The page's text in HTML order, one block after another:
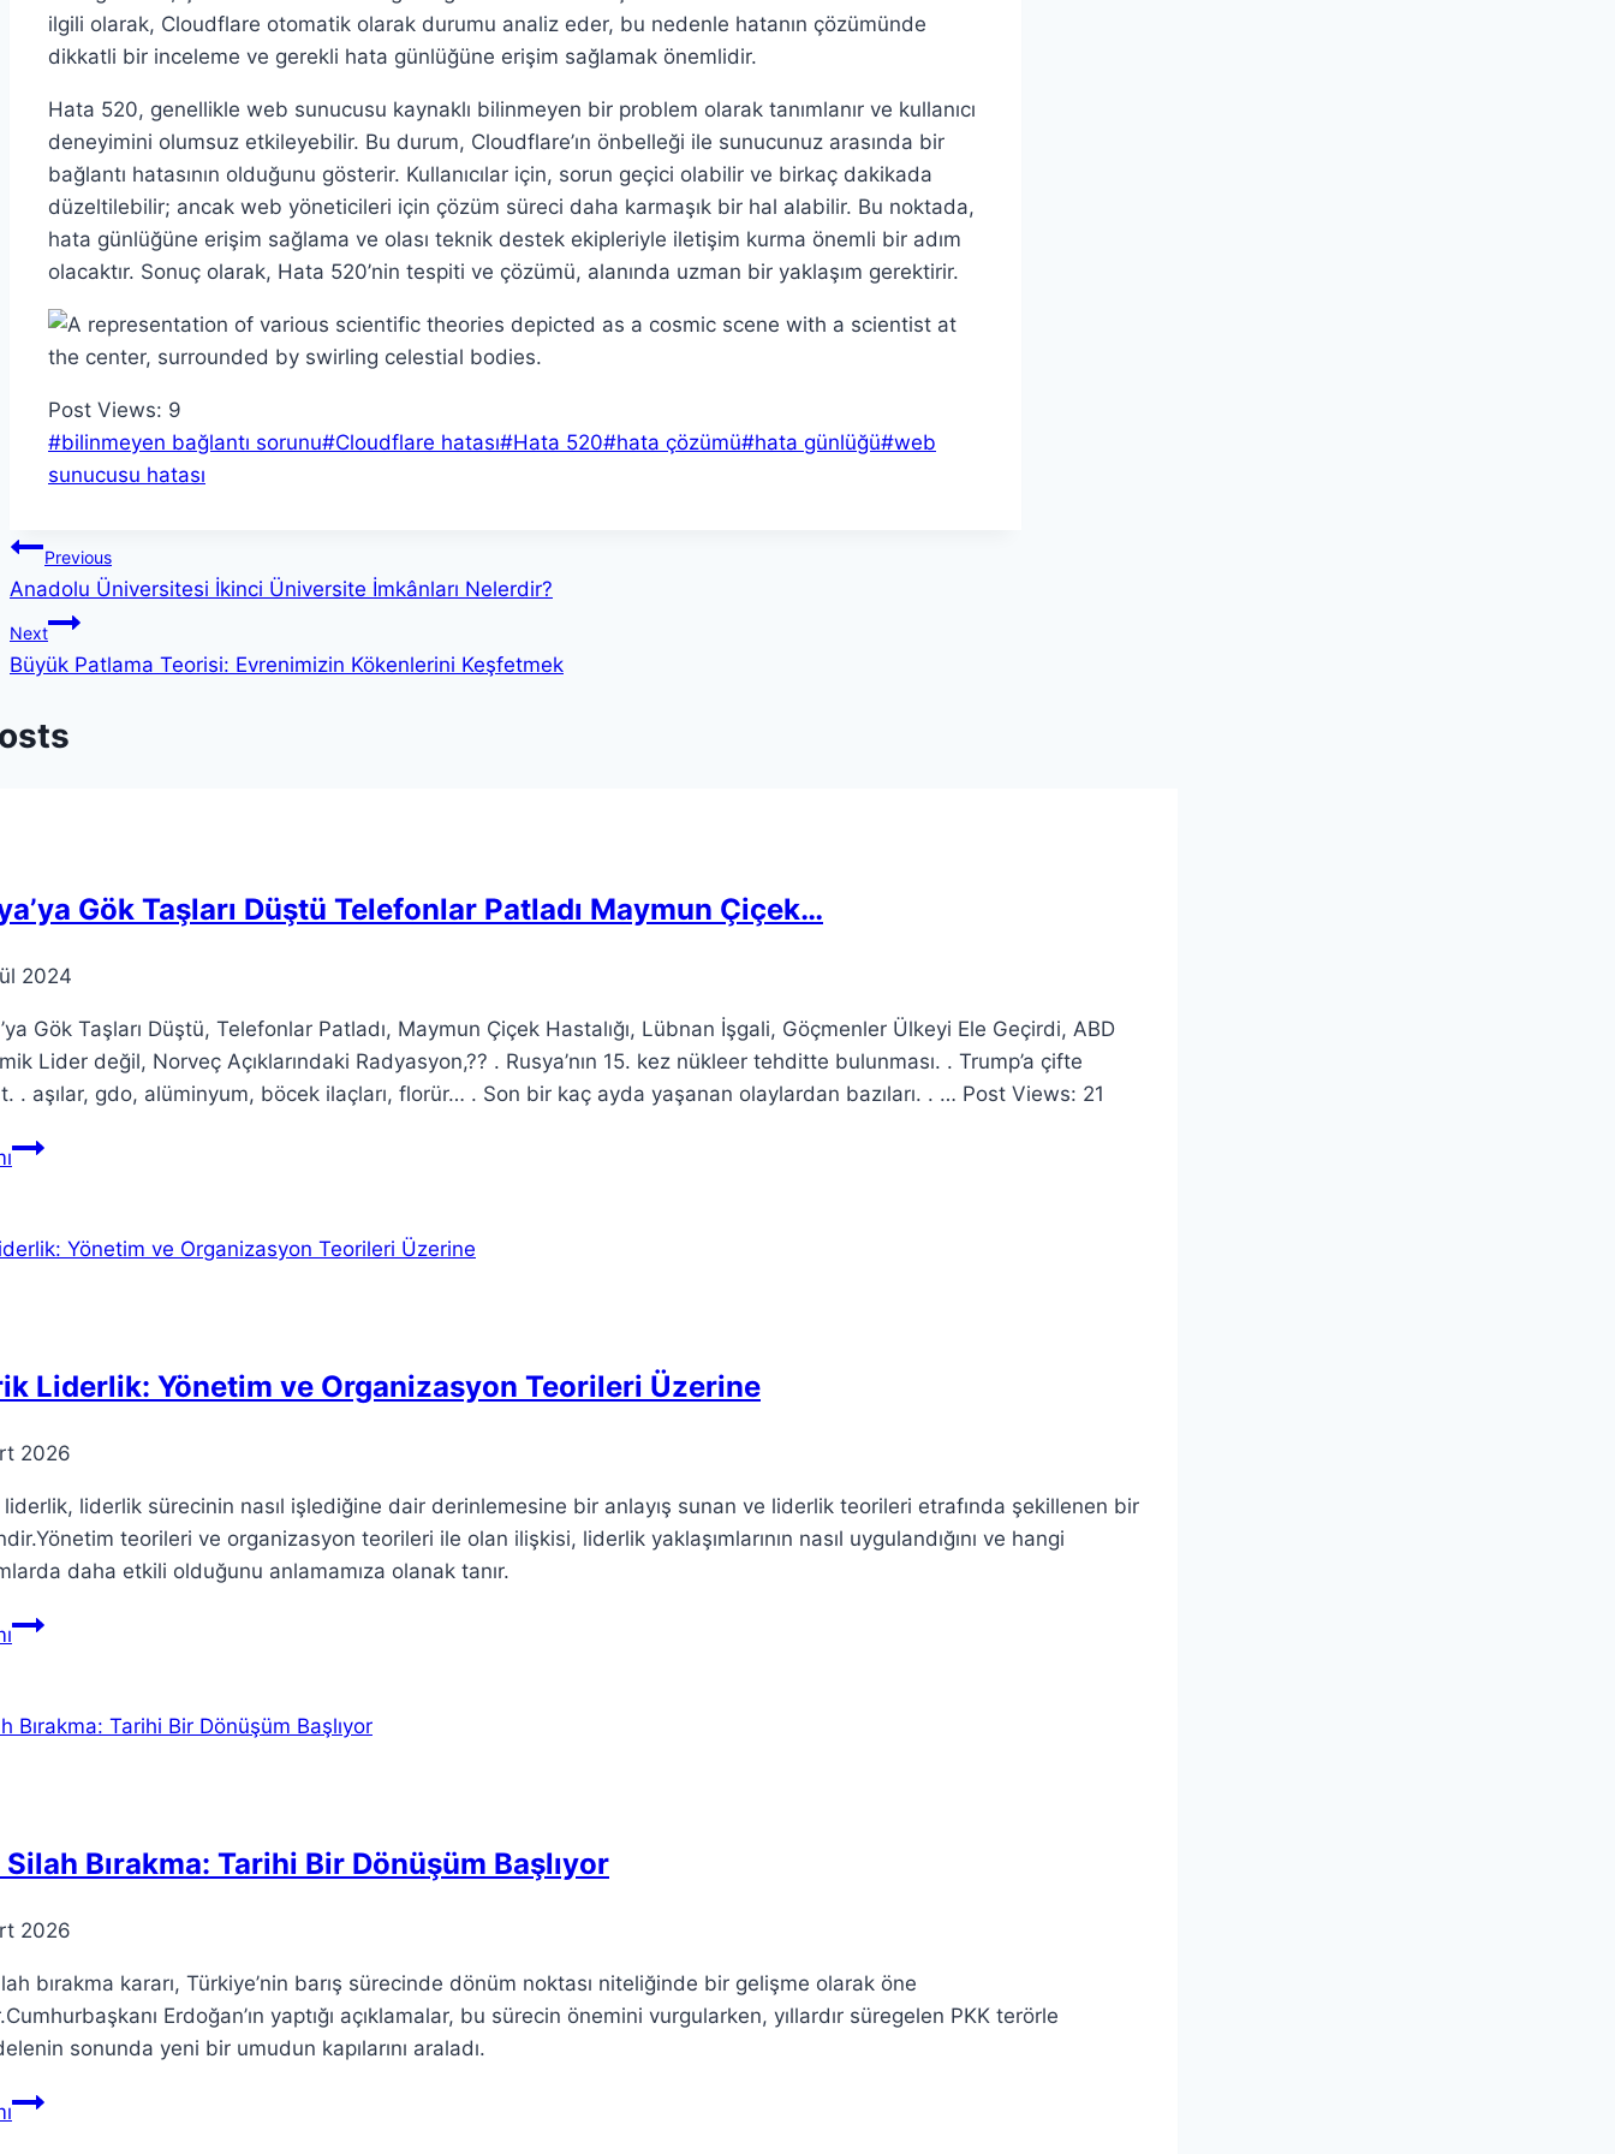
ilgili olarak, Cloudflare otomatik olarak durumu analiz eder, bu nedenle hatanın çözümünde
dikkatli bir inceleme ve gerekli hata günlüğüne erişim sağlamak önemlidir.
Hata 520, genellikle web sunucusu kaynaklı bilinmeyen bir problem olarak tanımlanır ve kullanıcı
deneyimini olumsuz etkileyebilir. Bu durum, Cloudflare’ın önbelleği ile sunucunuz arasında bir
bağlantı hatasının olduğunu gösterir. Kullanıcılar için, sorun geçici olabilir ve birkaç dakikada
düzeltilebilir; ancak web yöneticileri için çözüm süreci daha karmaşık bir hal alabilir. Bu noktada,
hata günlüğüne erişim sağlama ve olası teknik destek ekipleriyle iletişim kurma önemli bir adım
olacaktır. Sonuç olarak, Hata 520’nin tespiti ve çözümü, alanında uzman bir yaklaşım gerektirir.
Post Views: 9
Post
Tags:
#bilinmeyen bağlantı sorunu#Cloudflare hatası#Hata 520#hata çözümü#hata günlüğü#web
sunucusu hatası
Yazı
gezinmesi
Previous
Anadolu Üniversitesi İkinci Üniversite İmkânları Nelerdir?
Next
Büyük Patlama Teorisi: Evrenimizin Kökenlerini Keşfetmek
Gök Taşları Düştü Telefonlar Patladı Maymun Çiçek…
2024
Gök Taşları Düştü, Telefonlar Patladı, Maymun Çiçek Hastalığı, Lübnan İşgali, Göçmenler Ülkeyi Ele Geçirdi, ABD
Lider değil, Norveç Açıklarındaki Radyasyon,?? . Rusya’nın 15. kez nükleer tehditte bulunması. . Trump’a çifte
. aşılar, gdo, alüminyum, böcek ilaçları, florür… . Son bir kaç ayda yaşanan olaylardan bazıları. . … Post Views: 21
Dünya’ya
Düştü
Çiçek…
Liderlik: Yönetim ve Organizasyon Teorileri Üzerine
2026
liderlik, liderlik sürecinin nasıl işlediğine dair derinlemesine bir anlayış sunan ve liderlik teorileri etrafında şekillenen bir
teorileri ve organizasyon teorileri ile olan ilişkisi, liderlik yaklaşımlarının nasıl uygulandığını ve hangi
daha etkili olduğunu anlamamıza olanak tanır.
Teorik
ve
Silah Bırakma: Tarihi Bir Dönüşüm Başlıyor
2026
bırakma kararı, Türkiye’nin barış sürecinde dönüm noktası niteliğinde bir gelişme olarak öne
Erdoğan’ın yaptığı açıklamalar, bu sürecin önemini vurgularken, yıllardır süregelen PKK terörle
sonunda yeni bir umudun kapılarını araladı.
PKK